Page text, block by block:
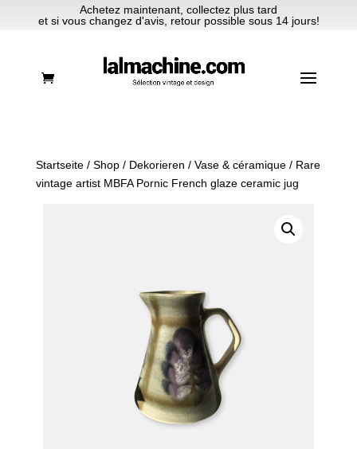
Achetez maintenant, collectez plus tard
et si vous changez d'avis, retour possible sous 14 jours!
Startseite/ Shop/ Dekorieren / Vase & céramique/ Rare
vintage artist MBFA Pornic French glaze ceramic jug